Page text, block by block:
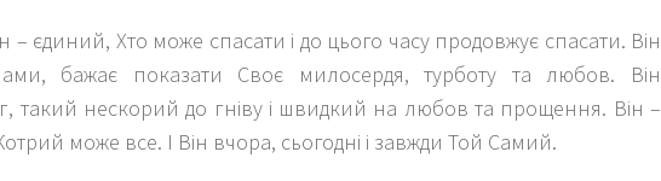
– єдиний, Хто може спасати і до цього часу продовжує спасати. Він
бажає показати Своє милосердя, турботу та любов. Він
такий нескорий до гніву і швидкий на любов та прощення. Він –
може все. І Він вчора, сьогодні і завжди Той Самий.